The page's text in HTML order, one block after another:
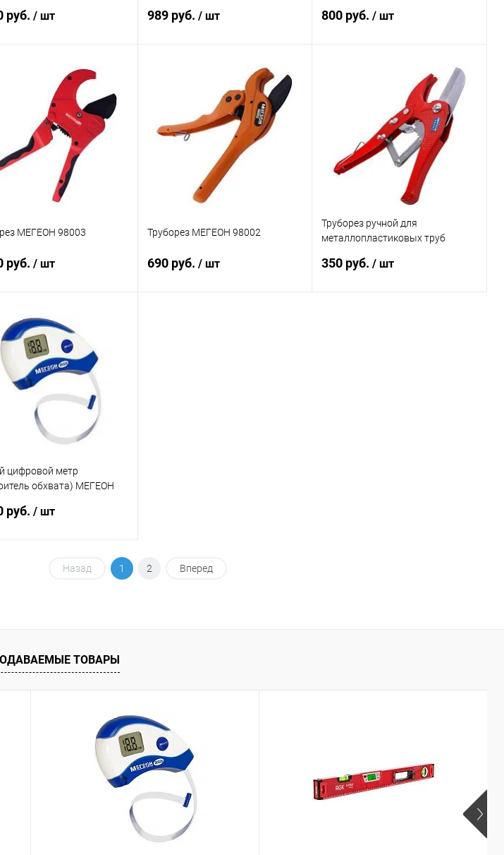
руб. / шт
В корзину
в 1 клик К сравнению
Под заказ
989 руб. / шт
В корзину
Купить в 1 клик К сравнению
В избранное Под заказ
800 руб./ шт
В корзину
Купить в 1 клик К сравнению
В избранное Под заказ
МЕГЕОН 98003
руб. / шт
В корзину
в 1 клик К сравнению
Под заказ
Труборез МЕГЕОН 98002
690 руб. / шт
Труборез ручной для
металлопластиковых труб
350 руб./ шт
цифровой метр
обхвата) МЕГЕОН
руб. / шт
В корзину
Под заказ
Назад 1 2 Вперед
ТОВАРЫ